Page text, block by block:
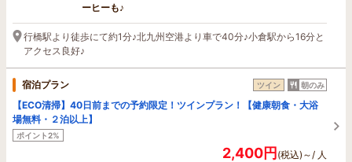
ーヒーも♪
行橋駅より徒歩にて約1分♪北九州空港より車で40分♪小倉駅から16分と
アクセス良好♪
宿泊プラン ツイン 朝のみ
【ECO清掃】40日前までの予約限定！ツインプラン！【健康朝食・大浴
場無料・２泊以上】
ポイント2%
2,400円(税込)～/ 人